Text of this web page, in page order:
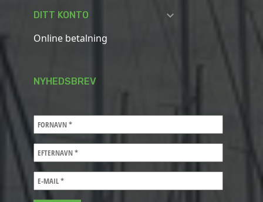
DITT KONTO 
Online betalning
NYHEDSBREV